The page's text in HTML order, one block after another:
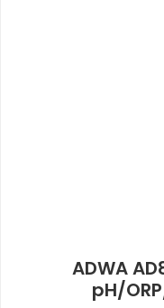
ADWA
pH/